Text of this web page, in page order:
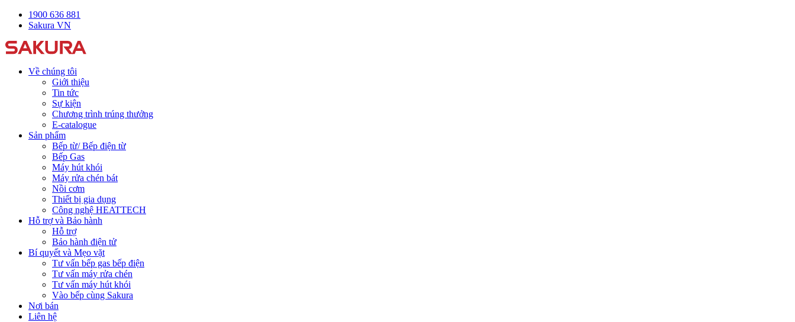
1900 636 881
Sakura VN
Về chúng tôi
Giới thiệu
Tin tức
Sự kiện
Chương trình trúng thưởng
E-catalogue
Sản phẩm
Bếp từ/ Bếp điện từ
Bếp Gas
Máy hút khói
Máy rửa chén bát
Nồi cơm
Thiết bị gia dụng
Công nghệ HEATTECH
Hỗ trợ và Bảo hành
Hỗ trợ
Bảo hành điện tử
Bí quyết và Mẹo vặt
Tư vấn bếp gas bếp điện
Tư vấn máy rửa chén
Tư vấn máy hút khói
Vào bếp cùng Sakura
Nơi bán
Liên hệ